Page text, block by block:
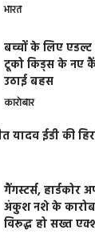
भारत
बच्चों के लिए
टूको किड्स के नए
उठाई बहस
कारोबार
यादव ईडी की
गैंगस्टर्स, हार्डकोर
अंकुश नशे के
विरूद्ध हो सख्त